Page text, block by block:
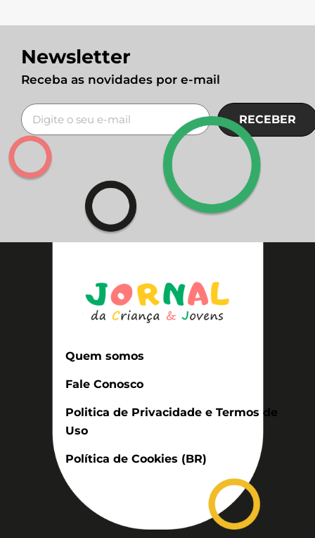
Newsletter
Receba as novidades por e-mail
RECEBER
Quem somos
Fale Conosco
Politica de Privacidade e Termos de
Uso
Política de Cookies (BR)